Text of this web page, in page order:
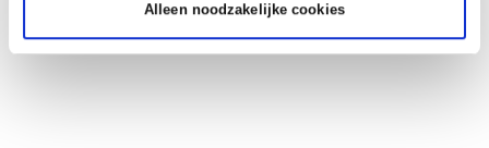
Alleen noodzakelijke cookies